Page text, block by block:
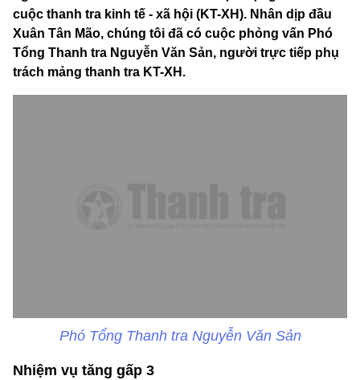
cuộc thanh tra kinh tế - xã hội (KT-XH). Nhân dịp đầu
Xuân Tân Mão, chúng tôi đã có cuộc phỏng vấn Phó
Tổng Thanh tra Nguyễn Văn Sản, người trực tiếp phụ
trách mảng thanh tra KT-XH.
Phó Tổng Thanh tra Nguyễn Văn Sản
Nhiệm vụ tăng gấp 3